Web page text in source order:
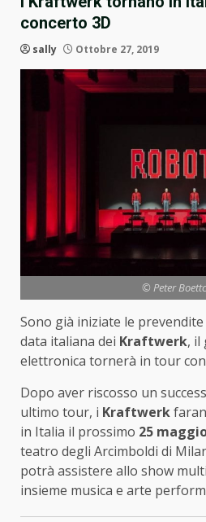
concerto 3D
sally Ottobre 27, 2019
© Peter
Sono già iniziate le
data italiana dei Kraftwerk, il
elettronica tornerà in tour
Dopo aver riscosso un
ultimo tour, i Kraftwerk
in Italia il prossimo 25
teatro degli Arcimboldi di
potrà assistere allo show
insieme musica e arte